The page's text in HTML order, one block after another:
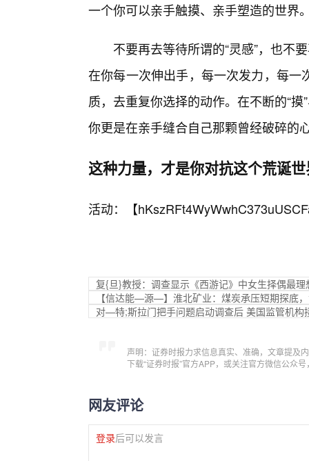
一个你可以亲手触摸、亲手塑造的世界
不要再去等待所谓的“灵感”，也不
在你每一次伸出手，每一次发力，每
质，去重复你选择的动作。在不断的“
你更是在亲手缝合自己那颗曾经破碎的
这种力量，才是你对抗这个荒诞
活动：【
复{旦}教授：调查显示《西游记》中女生择偶最
【信达能—源—】淮北矿业：煤炭承压短期探底
对—特;斯拉门把手问题启动调查后 美国监管机构
声明：证券时报力求信息真实、准确，文章提及
下载“证券时报”官方APP，或关注官方微信公众
网友评论
登录后可以发言